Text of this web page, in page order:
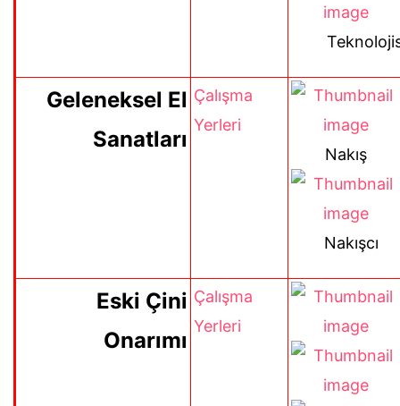
Geleneksel El
Sanatları
Çalışma
Yerleri
Nakış
Nakışcı
Eski Çini
Onarımı
Çalışma
Yerleri